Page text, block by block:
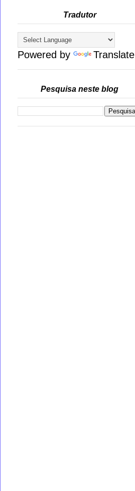
Tradutor
Powered by Translate
Pesquisa neste blog